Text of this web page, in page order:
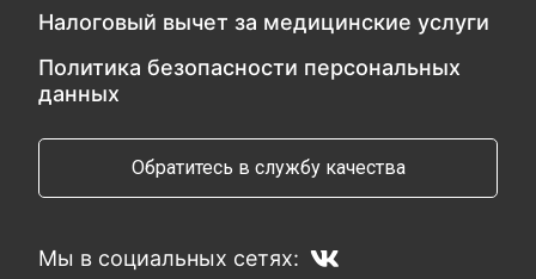
Налоговый вычет за медицинские услуги
Политика безопасности персональных
данных
Обратитесь в службу качества
Мы в социальных сетях: